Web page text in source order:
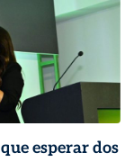
esperar dos